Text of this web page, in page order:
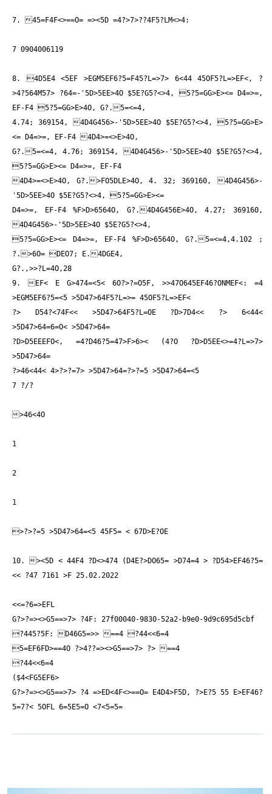
7. 45=F4F<>==O= =><5D =4?>7>??4F5?LM<>4:
7 0904006119
8. 4D5E4 <5EF >EGM5EF6?5=F45?L=>7> 6<44 45OF5?L=>EF<, ?
>4?564M57> ?64=-'5D>5EE>4O $5E?G5?<>4, 5?5=GG>E><= D4=>=,
EF-F4 5?5=GG>E>4O, G?.5=<=4,
4.74; 369154, 4D4G456>-'5D>5EE>4O $5E?G5?<>4, 5?5=GG>E>
<= D4=>=, EF-F4 4D4>=<>E>4O,
G?.5=<=4, 4.76; 369154, 4D4G456>-'5D>5EE>4O $5E?G5?<>4,
5?5=GG>E><= D4=>=, EF-F4
4D4>=<>E>4O, G?.>FO5DLE>4O, 4. 32; 369160, 4D4G456>-
'5D>5EE>4O $5E?G5?<>4, 5?5=GG>E><=
D4=>=, EF-F4 %F>D>6564O, G?.4D4G456E>4O, 4.27; 369160,
4D4G456>-'5D>5EE>4O $5E?G5?<>4,
5?5=GG>E><= D4=>=, EF-F4 %F>D>6564O, G?.5=<=4,4.102 ;
?.>6O= DEO7; E.4DGE4,
G?.,>>?L=4O,28
9. EF< E G>474=<5< 6O?>?=O5F, >>47O645EF46?ONM EF<: =4
>EGM5EF6?5=<5 >5D47>64F5?L=>= 45OF5?L=>EF<
?> D54?<74F<< >5D47>64F5?L=OE ?D>7D4<< ?> 6<44<
>5D47>64=6=O< >5D47>64=
?D>D5EEEFO<, =4?D46?5=47>F>6>< (4?O ?D>D5EE<>=4?L=>7>
>5D47>64=
?>46<44< 4>?>?=7> >5D47>64=?>?=5 >5D47>64=<5
7 ?/?
>46<4O
1
2
1
>?>?=5 >5D47>64=<5 45F5= < 67D>E?OE
10. ><5D < 44F4 ?D<>474 (D4E?>DO65= >D74=4 > ?D54>EF46?5=
<< ?47 7161 >F 25.02.2022
<<=?6=>EFL
G?>?=><>G5==>7> ?4F: 27f00040-9830-52a2-b9e0-9d9c695d5cbf
?445?5F: D46G5=>> ==4 ?44<<6=4
5=EF6FD>==4O ?>4??=><>G5==>7> ?> ==4
?44<<6=4
($4<FG5EF6>
G?>?=><>G5==>7> ?4 =>ED<4F<>==O= E4D4>F5D, ?>E?5 55 E>EF46?
5=7?< 5OFL 6=5E5=O <7<5=5=